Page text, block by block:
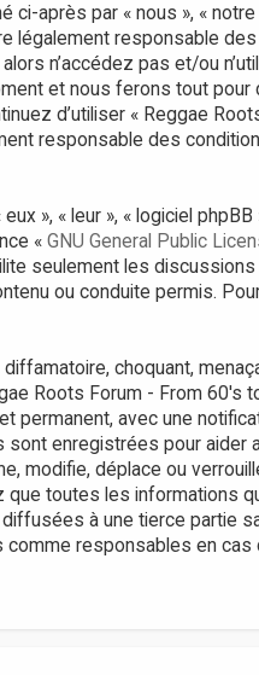
après par « nous », «
légalement responsable
n’accédez pas et/ou
et nous ferons tout
d’utiliser « Reggae
responsable des
», « leur », « logiciel phpBB
«GNU General Public
seulement les
ou conduite permis.
choquant,
Roots Forum - From 60's
permanent, avec une
enregistrées pour aider
modifie, déplace ou
toutes les informations
à une tierce partie
responsables en